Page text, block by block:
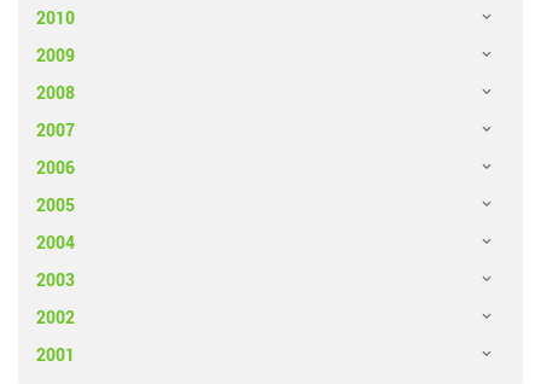
2010
2009
2008
2007
2006
2005
2004
2003
2002
2001